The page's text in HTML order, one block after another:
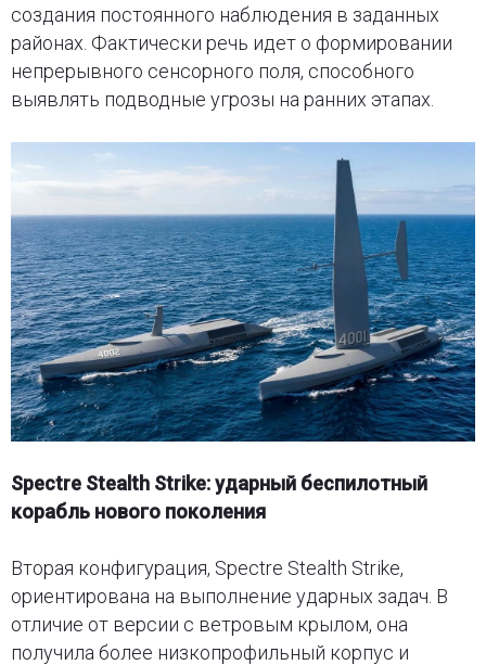
создания постоянного наблюдения в заданных
районах. Фактически речь идет о формировании
непрерывного сенсорного поля, способного
выявлять подводные угрозы на ранних этапах.
Spectre Stealth Strike: ударный беспилотный
корабль нового поколения
Вторая конфигурация, Spectre Stealth Strike,
ориентирована на выполнение ударных задач. В
отличие от версии с ветровым крылом, она
получила более низкопрофильный корпус и